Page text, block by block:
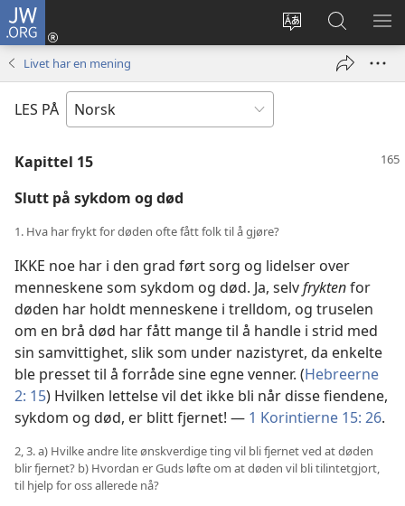
JW.ORG
Endre
Logg
inn
vindu)
Søk
på
JW.ORG
VIS
Livet har en mening
LES PÅ
Kapittel 15
Slutt på sykdom og død
1. Hva har frykt for døden ofte fått folk til å gjøre?
IKKE noe har i den grad ført sorg og lidelser over
menneskene som sykdom og død. Ja, selvfryktenfor
døden har holdt menneskene i trelldom, og truselen
om en brå død har fått mange til å handle i strid med
sin samvittighet, slik som under nazistyret, da enkelte
ble presset til å forråde sine egne venner. (Hebreerne
2: 15) Hvilken lettelse vil det ikke bli når disse fiendene,
sykdom og død, er blitt fjernet! — 1 Korintierne 15: 26.
2, 3. a) Hvilke andre lite ønskverdige ting vil bli fjernet ved at døden
blir fjernet? b) Hvordan er Guds løfte om at døden vil bli tilintetgjort,
til hjelp for oss allerede nå?